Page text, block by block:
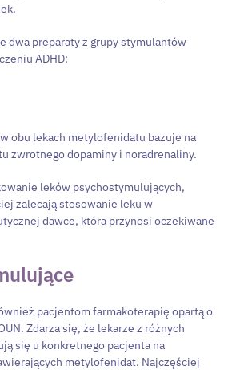
dwa preparaty z grupy stymulantów
ADHD:
obu lekach metylofenidatu bazuje na
zwrotnego dopaminy i noradrenaliny.
leków psychostymulujących,
zalecają stosowanie leku w
dawce, która przynosi oczekiwane
pacjentom farmakoterapię opartą o
Zdarza się, że lekarze z różnych
się u konkretnego pacjenta na
metylofenidat. Najczęściej